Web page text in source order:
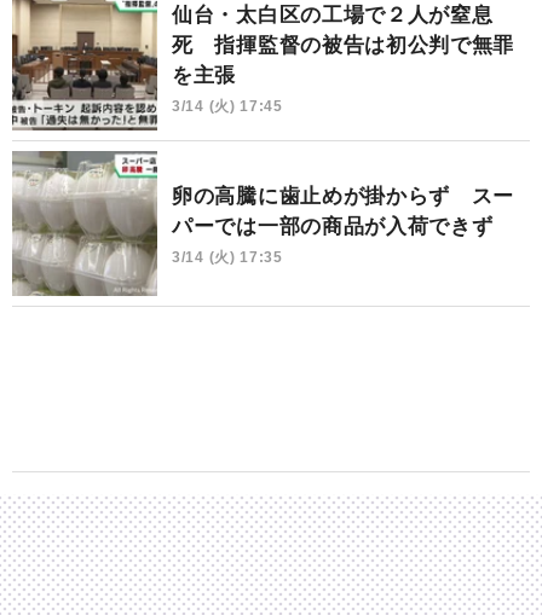
仙台・太白区の工場で２人が窒息
死 指揮監督の被告は初公判で無罪
を主張
3/14 (火) 17:45
卵の高騰に歯止めが掛からず スー
パーでは一部の商品が入荷できず
3/14 (火) 17:35